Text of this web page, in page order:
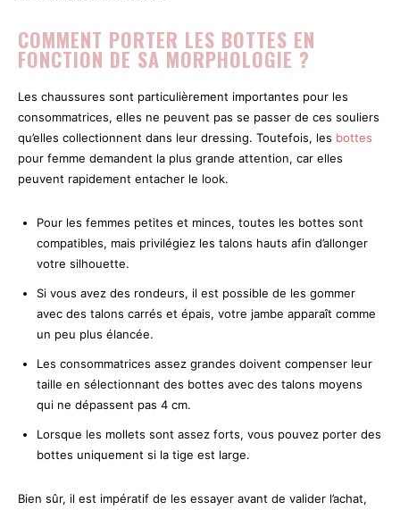
COMMENT PORTER LES BOTTES EN
FONCTION DE SA MORPHOLOGIE ?
Les chaussures sont particulièrement importantes pour les
consommatrices, elles ne peuvent pas se passer de ces souliers
qu’elles collectionnent dans leur dressing. Toutefois, les bottes
pour femme demandent la plus grande attention, car elles
peuvent rapidement entacher le look.
Pour les femmes petites et minces, toutes les bottes sont
compatibles, mais privilégiez les talons hauts afin d’allonger
votre silhouette.
Si vous avez des rondeurs, il est possible de les gommer
avec des talons carrés et épais, votre jambe apparaît comme
un peu plus élancée.
Les consommatrices assez grandes doivent compenser leur
taille en sélectionnant des bottes avec des talons moyens
qui ne dépassent pas 4 cm.
Lorsque les mollets sont assez forts, vous pouvez porter des
bottes uniquement si la tige est large.
Bien sûr, il est impératif de les essayer avant de valider l’achat,